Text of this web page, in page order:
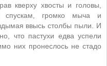
кверху хвосты и головы,
спускам, громко мыча и
ввысь столбы пыли. И
что пастухи едва успели
них пронеслось не стадо